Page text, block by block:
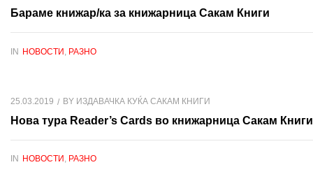
Бараме книжар/ка за книжарница Сакам Книги
IN НОВОСТИ РАЗНО
25.03.2019 BY ИЗДАВАЧКА КУЌА САКАМ КНИГИ
Нова тура Reader’s Cards во книжарница Сакам
IN НОВОСТИ , РАЗНО